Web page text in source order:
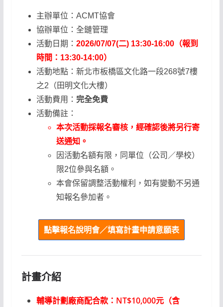
主辦單位：ACMT協會
協辦單位：全鏈管理
活動日期： 2026/07/07(二) 13:30-16:00（報到
時間：13:30-14:00）
活動地點：新北市板橋區文化路一段268號7樓
之2（田明文化大樓）
活動費用： 完全免費
活動備註：
本次活動採報名審核，經確認後將另行寄
送通知。
因活動名額有限，同單位（公司／學校）
限2位參與名額。
本會保留調整活動權利，如有變動不另通
知報名參加者。
點擊報名說明會／填寫計畫申請意願表
計畫介紹
輔導計劃廠商配合款：NT$10,000元（含